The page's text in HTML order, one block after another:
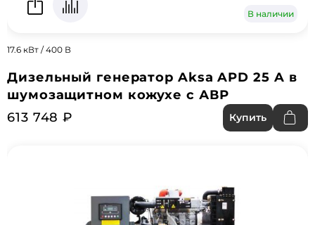
В наличии
17.6 кВт / 400 В
Дизельный генератор Aksa APD 25 A в
шумозащитном кожухе с АВР
613 748 ₽
Купить